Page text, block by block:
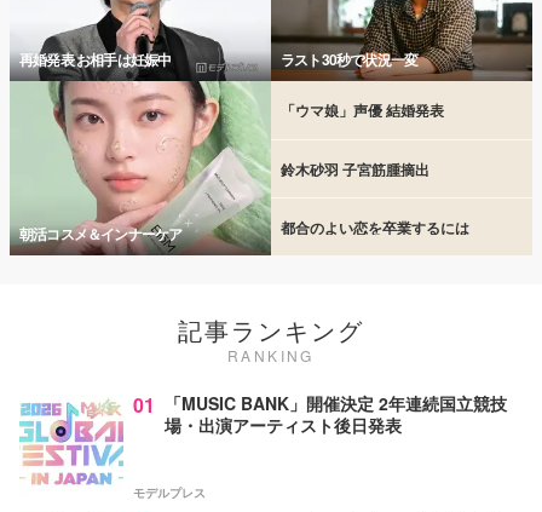
再婚発表 お相手は妊娠中 ラスト30秒で状況一変
朝活コスメ＆インナーケア
「ウマ娘」声優 結婚発表
鈴木砂羽 子宮筋腫摘出
都合のよい恋を卒業するには
記事ランキング
RANKING
01
「MUSIC BANK」開催決定 2年連続国立競技
場・出演アーティスト後日発表
モデルプレス